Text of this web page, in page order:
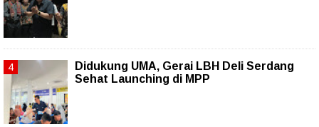
Didukung UMA, Gerai LBH Deli Serdang
Sehat Launching di MPP